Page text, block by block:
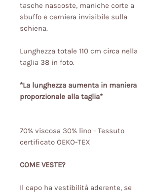
tasche nascoste, maniche corte a
sbuffo e cerniera invisibile sulla
schiena.
Lunghezza totale 110 cm circa nella
taglia 38 in foto.
*La lunghezza aumenta in maniera
proporzionale alla taglia*
70% viscosa 30% lino - Tessuto
certificato OEKO-TEX
COME VESTE?
Il capo ha vestibilità aderente, se